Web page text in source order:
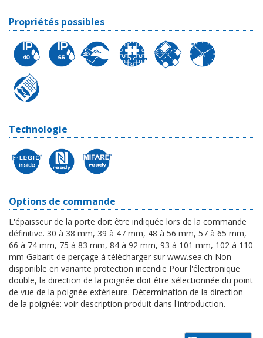
Propriétés possibles
Technologie
Options de commande
L'épaisseur de la porte doit être indiquée lors de la commande
définitive. 30 à 38 mm, 39 à 47 mm, 48 à 56 mm, 57 à 65 mm,
66 à 74 mm, 75 à 83 mm, 84 à 92 mm, 93 à 101 mm, 102 à 110
mm Gabarit de perçage à télécharger sur www.sea.ch Non
disponible en variante protection incendie Pour l'électronique
double, la direction de la poignée doit être sélectionnée du point
de vue de la poignée extérieure. Détermination de la direction
de la poignée: voir description produit dans l'introduction.